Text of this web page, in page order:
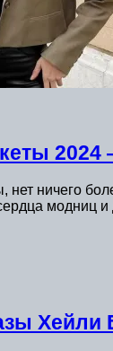
нет ничего
модниц
Хейли